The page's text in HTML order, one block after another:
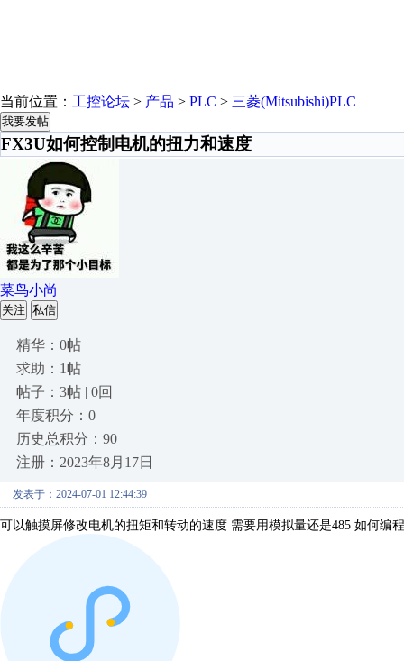
当前位置： 工控论坛 > 产品 > PLC > 三菱(Mitsubishi)PLC
我要发帖
FX3U如何控制电机的扭力和速度
菜鸟小尚
关注 私信
精华：0帖
求助：1帖
帖子：3帖 | 0回
年度积分：0
历史总积分：90
注册：2023年8月17日
发表于：2024-07-01 12:44:39
可以触摸屏修改电机的扭矩和转动的速度 需要用模拟量还是485 如何编程